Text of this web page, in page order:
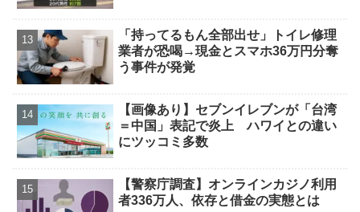
「持ってるもん全部出せ」トイレ修理
業者が恐喝→現金とスマホ36万円分奪
う事件が発覚
【画像あり】セブンイレブンが「台湾
＝中国」表記で炎上 ハワイとの違い
にツッコミ多数
【警察庁調査】オンラインカジノ利用
者336万人、依存と借金の実態とは